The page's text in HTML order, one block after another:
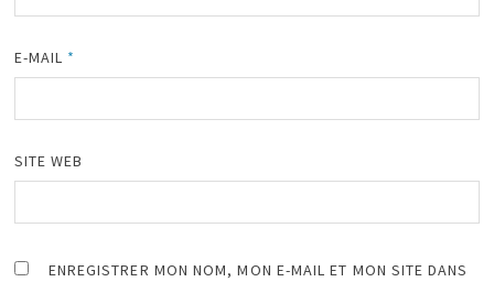
E-MAIL *
SITE WEB
ENREGISTRER MON NOM, MON E-MAIL ET MON SITE DANS